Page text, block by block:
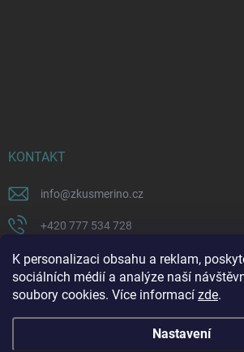
K personalizaci obsahu a reklam,
sociálních médií a analýze naší
soubory cookies. Více informací zde.
Nastavení
KONTAKT
info@zkusmerino.cz
+420 777 534 728
https://www.facebook.com/
zkusmerino.cz